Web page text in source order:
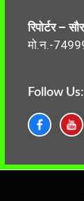
रिपोर्टर –
मो.न.-
Follow Us: